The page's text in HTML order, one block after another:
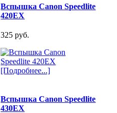
Вспышка Canon Speedlite
420EX
325 pуб.
[Подробнее...]
Вспышка Canon Speedlite
430EX